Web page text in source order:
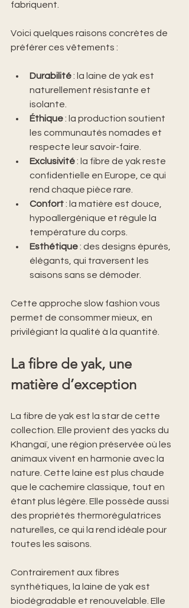
fabriquent.
Voici quelques raisons concrètes de
préférer ces vêtements :
Durabilité : la laine de yak est
naturellement résistante et
isolante.
Éthique : la production soutient
les communautés nomades et
respecte leur savoir-faire.
Exclusivité : la fibre de yak reste
confidentielle en Europe, ce qui
rend chaque pièce rare.
Confort : la matière est douce,
hypoallergénique et régule la
température du corps.
Esthétique : des designs épurés,
élégants, qui traversent les
saisons sans se démoder.
Cette approche slow fashion vous
permet de consommer mieux, en
privilégiant la qualité à la quantité.
La fibre de yak, une
matière d’exception
La fibre de yak est la star de cette
collection. Elle provient des yacks du
Khangaï, une région préservée où les
animaux vivent en harmonie avec la
nature. Cette laine est plus chaude
que le cachemire classique, tout en
étant plus légère. Elle possède aussi
des propriétés thermorégulatrices
naturelles, ce qui la rend idéale pour
toutes les saisons.
Contrairement aux fibres
synthétiques, la laine de yak est
biodégradable et renouvelable. Elle